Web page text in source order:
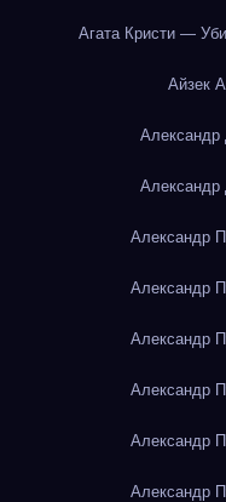
Агата Кристи —
Айзек
Александр
Александр
Александр
Александр
Александр
Александр